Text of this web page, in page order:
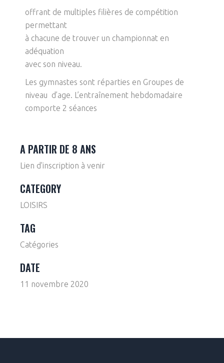
offrant de multiples filières de compétition
permettant
à chacune de trouver un championnat en
adéquation
avec son niveau.
Les gymnastes sont réparties en Groupes de
niveau d’age. L’entraînement hebdomadaire
comporte 2 séances
A PARTIR DE 8 ANS
Lien d'inscription à venir
CATEGORY
LOISIRS
TAG
Catégories
DATE
11 novembre 2020